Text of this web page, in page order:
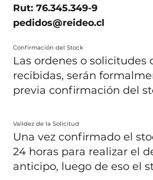
Rut: 76.345.349-9
pedidos@reideo.cl
Confirmación del Stock
Las ordenes o solicitudes
recibidas, serán
previa confirmación del
Validez de la Solicitud
Una vez confirmado el
24 horas para realizar el
anticipo, luego de eso el